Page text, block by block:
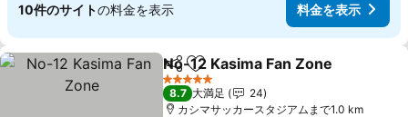
10件のサイトの料金を表示 料金を表示
シェアお気に入りに追加
No-12 Kasima Fan Zone
5 ホテルのランク
8.7 大満足
24
カシマサッカースタジアムまで1.0 km